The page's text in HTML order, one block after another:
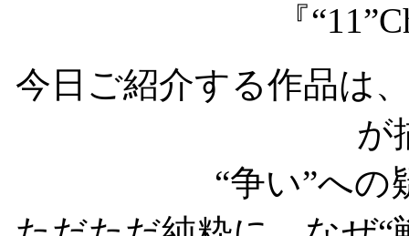
『
今日ご紹介する作品は
が
“争い”への